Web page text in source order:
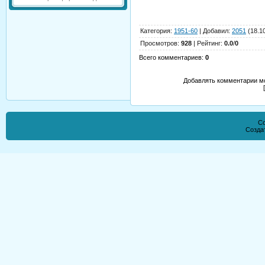
Категория: 1951-60 | Добавил: 2051
Просмотров: 928 | Рейтинг: 0.0/0
Всего комментариев: 0
Добавлять комментарии